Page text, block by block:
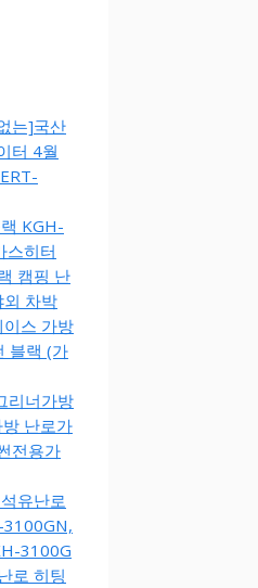
는]국산
터 4월
KGH-
스히터
캠핑 난
외 차박
스 가방
블랙 (가
리너가방
난로가
전용가
유난로
3100GN,
3100G
로 히팅